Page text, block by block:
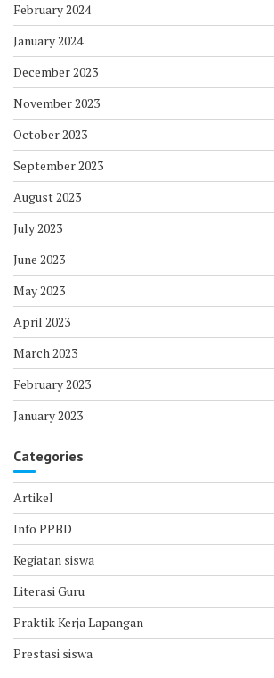
February 2024
January 2024
December 2023
November 2023
October 2023
September 2023
August 2023
July 2023
June 2023
May 2023
April 2023
March 2023
February 2023
January 2023
Categories
Artikel
Info PPBD
Kegiatan siswa
Literasi Guru
Praktik Kerja Lapangan
Prestasi siswa